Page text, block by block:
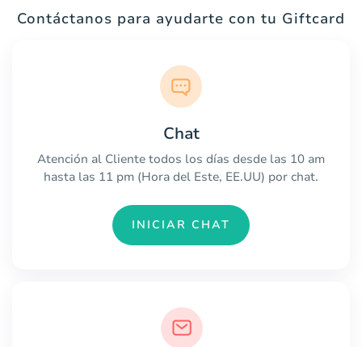
Contáctanos para ayudarte con tu Giftcard
Chat
Atención al Cliente todos los días desde las 10 am
hasta las 11 pm (Hora del Este, EE.UU) por chat.
INICIAR CHAT